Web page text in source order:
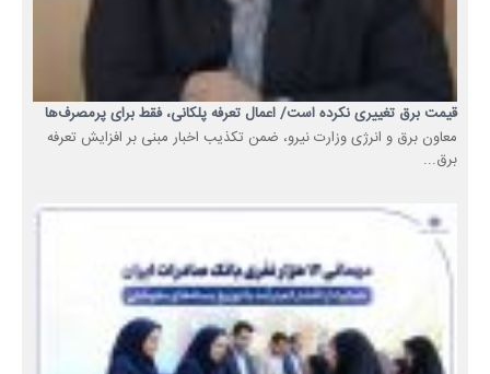
قیمت برق تغییری نکرده است/ اعمال تعرفه پلکانی، فقط برای پرمصرف‌ها
معاون برق و انرژی وزارت نیرو، ضمن تکذیب اخبار مبنی بر افزایش تعرفه
برق...